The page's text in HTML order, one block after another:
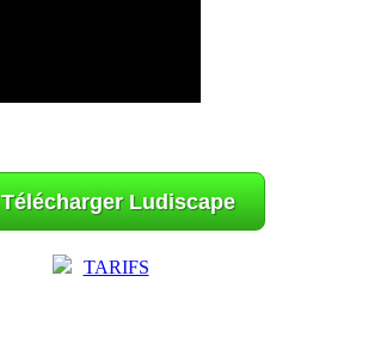
Télécharger Ludiscape
TARIFS